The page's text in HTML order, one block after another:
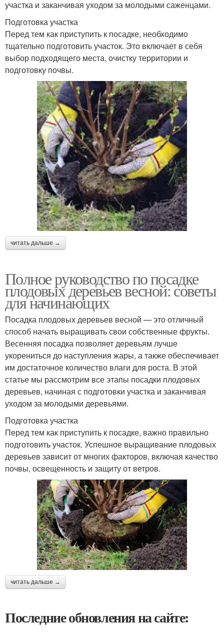
участка и заканчивая уходом за молодыми саженцами.
Подготовка участка
Перед тем как приступить к посадке, необходимо
тщательно подготовить участок. Это включает в себя
выбор подходящего места, очистку территории и
подготовку почвы.
читать дальше →
Полное руководство по посадке
плодовых деревьев весной: советы
для начинающих
Посадка плодовых деревьев весной — это отличный
способ начать выращивать свои собственные фрукты.
Весенняя посадка позволяет деревьям лучше
укорениться до наступления жары, а также обеспечивает
им достаточное количество влаги для роста. В этой
статье мы рассмотрим все этапы посадки плодовых
деревьев, начиная с подготовки участка и заканчивая
уходом за молодыми деревьями.
Подготовка участка
Перед тем как приступить к посадке, важно правильно
подготовить участок. Успешное выращивание плодовых
деревьев зависит от многих факторов, включая качество
почвы, освещенность и защиту от ветров.
читать дальше →
Последние обновления на сайте: